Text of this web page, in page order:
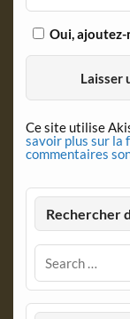
Oui,
Ce site utilise
savoir plus sur la
commentaires
Rechercher